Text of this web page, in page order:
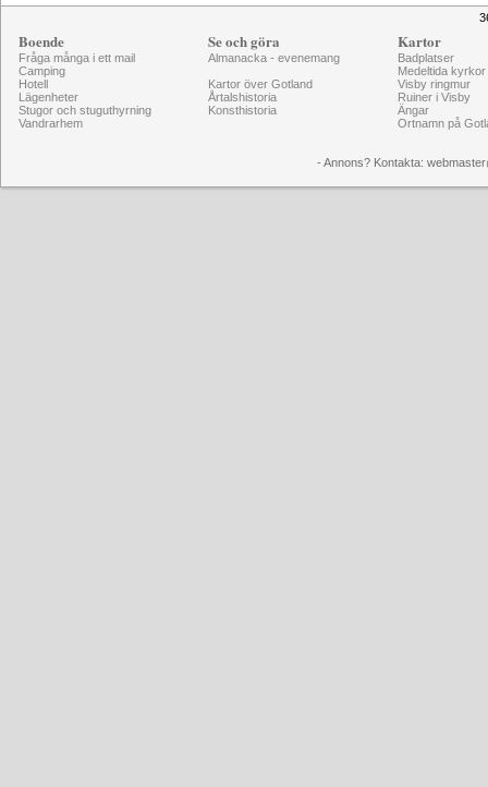
Boende
Fråga många i ett mail
Camping
Hotell
Lägenheter
Stugor och stuguthyrning
Vandrarhem
Se och göra
Almanacka - evenemang
Kartor över Gotland
Årtalshistoria
Konsthistoria
Kartor
Badplatser
Medeltida kyrkor
Visby ringmur
Ruiner i Visby
Ängar
Ortnamn på
- Annons? Kontakta: